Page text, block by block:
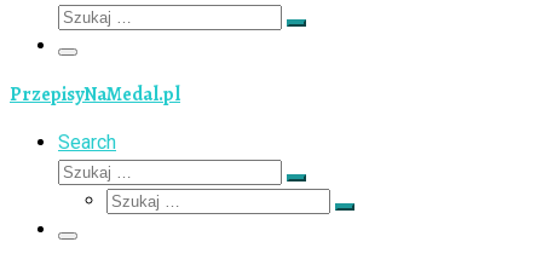
Szukaj
Szukaj
Menu
PrzepisyNaMedal.pl
Search
Szukaj
Szukaj
Szukaj
Szukaj
Menu